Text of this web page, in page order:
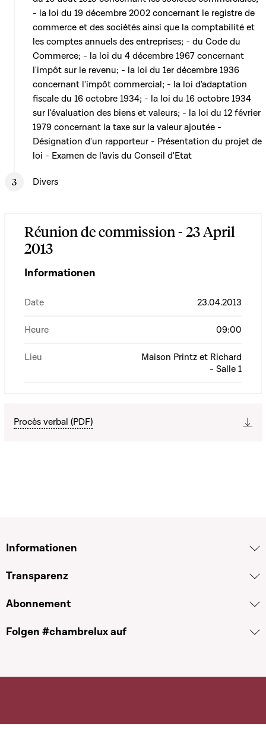
- la loi du 19 décembre 2002 concernant le registre de
commerce et des sociétés ainsi que la comptabilité et
les comptes annuels des entreprises; - du Code du
Commerce; - la loi du 4 décembre 1967 concernant
l'impôt sur le revenu; - la loi du 1er décembre 1936
concernant l'impôt commercial; - la loi d'adaptation
fiscale du 16 octobre 1934; - la loi du 16 octobre 1934
sur l'évaluation des biens et valeurs; - la loi du 12 février
1979 concernant la taxe sur la valeur ajoutée -
Désignation d'un rapporteur - Présentation du projet de
loi - Examen de l'avis du Conseil d'Etat
Divers
Réunion de commission - 23 April
2013
Informationen
Date 23.04.2013
Heure 09:00
Lieu
Maison Printz et Richard
- Salle 1
Procès verbal (PDF)
Informationen
Transparenz
Abonnement
Folgen #chambrelux auf